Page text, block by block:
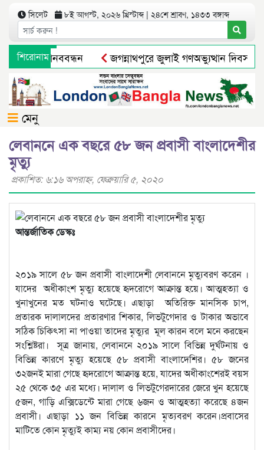
সিলেট ৮ই আগস্ট, ২০২৬ খ্রিস্টাব্দ | ২৪শে শ্রাবণ, ১৪৩৩ বঙ্গাব্দ
শিরোনামমানববন্ধন
জগন্নাথপুরে জুলাই গণঅভ্যুত্থান দিবস
মুক্তির আগেই ব্যারিস্টার সুমনের জামিন স্থগিত
সিলেটে
মেনু
লেবাননে এক বছরে ৫৮ জন প্রবাসী বাংলাদেশীর
মৃত্যু
প্রকাশিত: ৬:১৬ অপরাহ্ণ, ফেব্রুয়ারি ৫, ২০২০
আন্তর্জাতিক ডেস্কঃ
২০১৯ সালে ৫৮ জন প্রবাসী বাংলাদেশী লেবাননে মৃত্যুবরণ করেন ।
যাদের অধীকাংশ মৃত্যু হয়েছে হৃদরোগে আক্রান্ত হয়ে। আত্মহত্যা ও
খুনাখুনের মত ঘটনাও ঘটেছে। এছাড়া অতিরিক্ত মানসিক চাপ,
প্রতারক দালালদের প্রতারণার শিকার, লিভটুগেদার ও টাকার অভাবে
সঠিক চিকিৎসা না পাওয়া তাদের মৃত্যুর মূল কারন বলে মনে করছেন
সংশ্লিষ্টরা। সূত্র জানায়, লেবাননে ২০১৯ সালে বিভিন্ন দুর্ঘটনায় ও
বিভিন্ন কারণে মৃত্যু হয়েছে ৫৮ প্রবাসী বাংলাদেশির। ৫৮ জনের
৩২জনই মারা গেছে হৃদরোগে আক্রান্ত হয়ে, যাদের অধীকাংশেরই বয়স
২৫ থেকে ৩৫ এর মধ্যে। দালাল ও লিভটুগেরদারের জেরে খুন হয়েছে
৫জন, গাড়ি এক্সিডেন্টে মারা গেছে ৬জন ও আত্মহত্যা করেছে ৪জন
প্রবাসী। এছাড়া ১১ জন বিভিন্ন কারনে মৃত্যবরণ করেন।প্রবাসের
মাটিতে কোন মৃত্যুই কাম্য নয় কোন প্রবাসীদের।